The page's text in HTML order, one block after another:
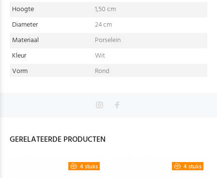
Hoogte
1,50 cm
Diameter
24 cm
Materiaal
Porselein
Kleur
Wit
Vorm
Rond
GERELATEERDE PRODUCTEN
4 stuks 4 stuks